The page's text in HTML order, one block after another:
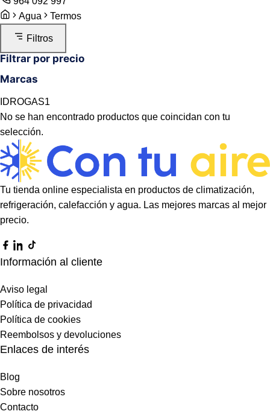
Agua
Termos
Filtros
Filtrar por precio
Marcas
IDROGAS1
No se han encontrado productos que coincidan con tu
selección.
Tu tienda online especialista en productos de climatización,
refrigeración, calefacción y agua. Las mejores marcas al mejor
precio.
Información al cliente
Aviso legal
Política de privacidad
Política de cookies
Reembolsos y devoluciones
Enlaces de interés
Blog
Sobre nosotros
Contacto